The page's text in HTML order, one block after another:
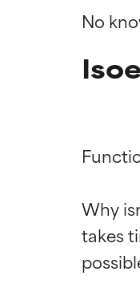
No
Why
takes